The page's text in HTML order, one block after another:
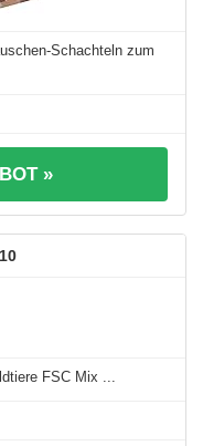
Schachteln zum
»
10
FSC Mix ...